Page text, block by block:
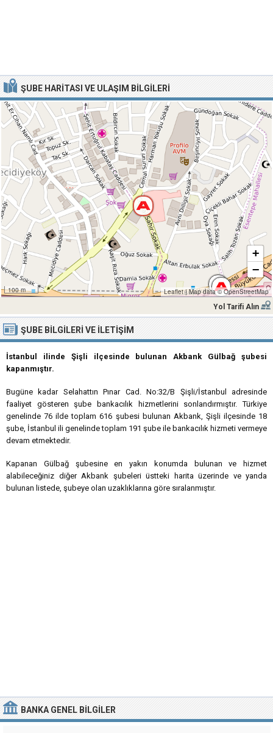
ŞUBE HARITASI VE ULAŞIM BILGILERI
100 m
+
−
Leaflet |Map data ©OpenStreetMap
Yol Tarifi Alın
ŞUBE BILGILERI VE İLETIŞIM
İstanbul ilinde Şişli ilçesinde bulunan Akbank Gülbağ şubesi
kapanmıştır.
Bugüne kadar Selahattın Pınar Cad. No:32/B Şişli/İstanbul adresinde
faaliyet gösteren şube bankacılık hizmetlerini sonlandırmıştır. Türkiye
genelinde 76 ilde toplam 616 şubesi bulunan Akbank, Şişli ilçesinde 18
şube, İstanbul ili genelinde toplam 191 şube ile bankacılık hizmeti vermeye
devam etmektedir.
Kapanan Gülbağ şubesine en yakın konumda bulunan ve hizmet
alabileceğiniz diğer Akbank şubeleri üstteki harita üzerinde ve yanda
bulunan listede, şubeye olan uzaklıklarına göre sıralanmıştır.
BANKA GENEL BILGILER